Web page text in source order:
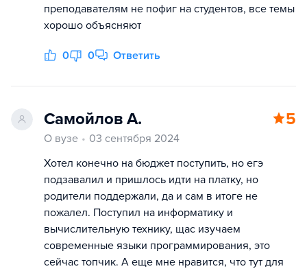
преподавателям не пофиг на студентов, все темы
хорошо объясняют
0 0 Ответить
Самойлов А. 5
О вузе
03 сентября 2024
Хотел конечно на бюджет поступить, но егэ
подзавалил и пришлось идти на платку, но
родители поддержали, да и сам в итоге не
пожалел. Поступил на информатику и
вычислительную технику, щас изучаем
современные языки программирования, это
сейчас топчик. А еще мне нравится, что тут для